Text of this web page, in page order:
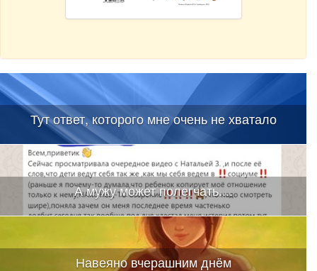
Тут ответ, которого мне очень не хватало
А мужу может полегчать....
Навеяно вчерашним днëм